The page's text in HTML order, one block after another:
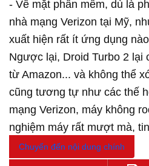
- Về mặt phần mềm, dù là
nhà mạng Verizon tại Mỹ,
xuất hiện rất ít ứng dụng
Ngược lại, Droid Turbo 2 lại
từ Amazon... và không thể
cũng tương tự như các thế
mạng Verizon, máy không
nghiệm máy rất mượt mà,
thuần Android.
Chuyển đến nội dung chính